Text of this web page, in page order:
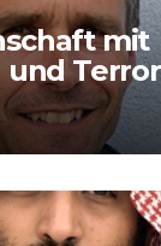
mit
und